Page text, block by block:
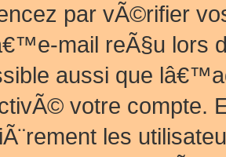
par vÃ©rifier
mail reÃ§u lors
aussi que
votre compte.
les